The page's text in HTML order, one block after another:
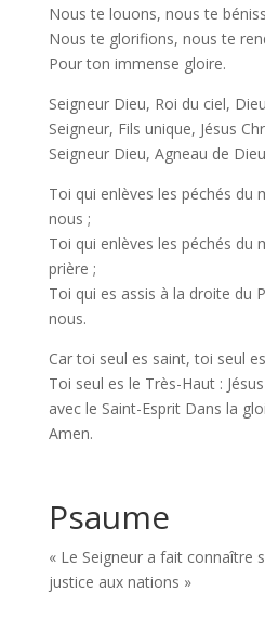
Nous te louons, nous te
Nous te glorifions, nous te
Pour ton immense gloire.
Seigneur Dieu, Roi du ciel,
Seigneur, Fils unique, Jésus
Seigneur Dieu, Agneau de
Toi qui enlèves les péchés du
nous ;
Toi qui enlèves les péchés du
prière ;
Toi qui es assis à la droite du
nous.
Car toi seul es saint, toi seul
Toi seul es le Très-Haut :
avec le Saint-Esprit Dans la
Amen.
Psaume
« Le Seigneur a fait connaître
justice aux nations »